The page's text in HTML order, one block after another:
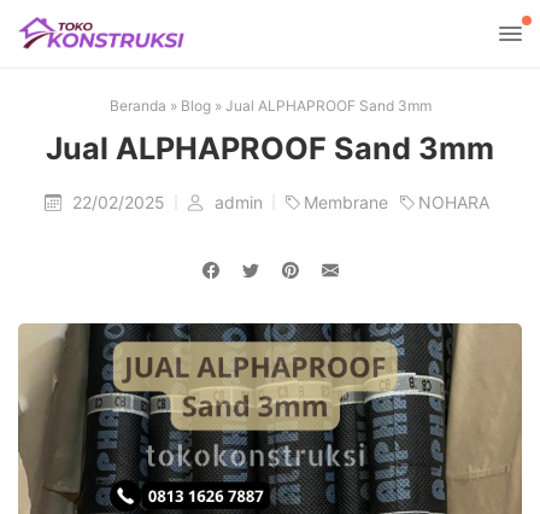
Beranda » Blog» Jual ALPHAPROOF Sand 3mm
Jual ALPHAPROOF Sand 3mm
22/02/2025 admin Membrane NOHARA